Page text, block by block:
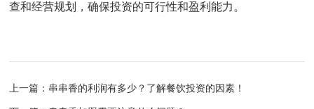
查和经营规划，确保投资的可行性和盈利能力。
上一篇：串串香的利润有多少？了解餐饮投资的因素！